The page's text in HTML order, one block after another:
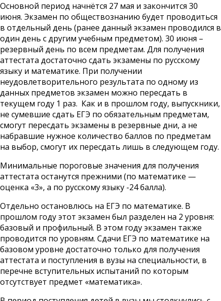
Основной период начнётся 27 мая и закончится 30
июня. Экзамен по обществознанию будет проводиться
в отдельный день (ранее данный экзамен проводился в
один день с другим учебным предметом). 30 июня –
резервный день по всем предметам. Для получения
аттестата достаточно сдать экзамены по русскому
языку и математике. При получении
неудовлетворительного результата по одному из
данных предметов экзамен можно пересдать в
текущем году 1 раз. Как и в прошлом году, выпускники,
не сумевшие сдать ЕГЭ по обязательным предметам,
смогут пересдать экзамены в резервные дни, а не
набравшие нужное количество баллов по предметам
на выбор, смогут их пересдать лишь в следующем году.
Минимальные пороговые значения для получения
аттестата останутся прежними (по математике —
оценка «3», а по русскому языку -24 балла).
Отдельно остановлюсь на ЕГЭ по математике. В
прошлом году этот экзамен был разделен на 2 уровня:
базовый и профильный. В этом году экзамен также
проводится по уровням. Сдачи ЕГЭ по математике на
базовом уровне достаточно только для получения
аттестата и поступления в вузы на специальности, в
перечне вступительных испытаний по которым
отсутствует предмет «математика».